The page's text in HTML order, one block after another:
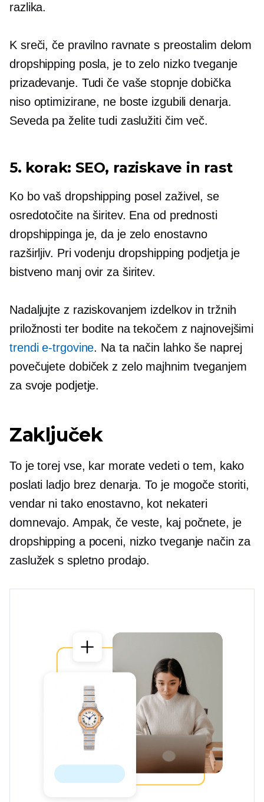
razlika.
K sreči, če pravilno ravnate s preostalim delom
dropshipping posla, je to zelo nizko tveganje
prizadevanje. Tudi če vaše stopnje dobička
niso optimizirane, ne boste izgubili denarja.
Seveda pa želite tudi zaslužiti čim več.
5. korak: SEO, raziskave in rast
Ko bo vaš dropshipping posel zaživel, se
osredotočite na širitev. Ena od prednosti
dropshippinga je, da je zelo enostavno
razširljiv. Pri vodenju dropshipping podjetja je
bistveno manj ovir za širitev.
Nadaljujte z raziskovanjem izdelkov in tržnih
priložnosti ter bodite na tekočem z najnovejšimi
trendi e-trgovine. Na ta način lahko še naprej
povečujete dobiček z zelo majhnim tveganjem
za svoje podjetje.
Zaključek
To je torej vse, kar morate vedeti o tem, kako
poslati ladjo brez denarja. To je mogoče storiti,
vendar ni tako enostavno, kot nekateri
domnevajo. Ampak, če veste, kaj počnete, je
dropshipping a poceni, nizko tveganje način za
zaslužek s spletno prodajo.